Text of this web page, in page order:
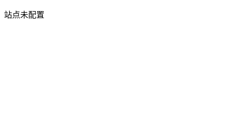
站点未配置